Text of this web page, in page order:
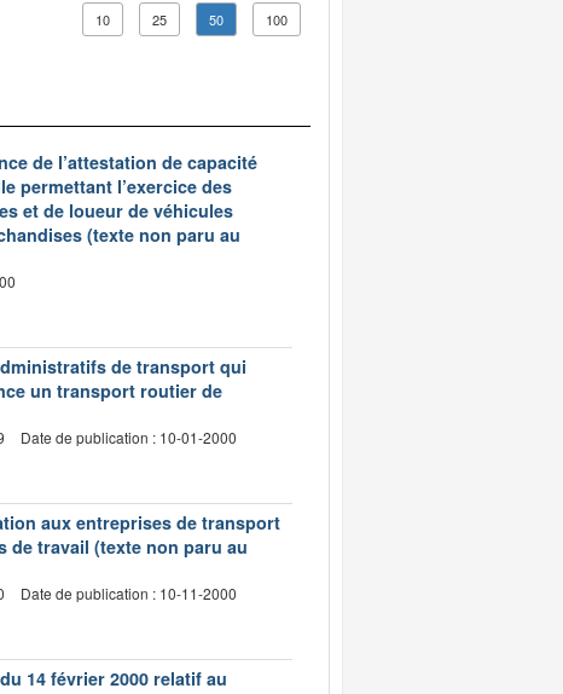
10 25 50 100
de l’attestation de capacité
permettant l’exercice des
et de loueur de véhicules
(texte non paru au
de transport qui
un transport routier de
Date de publication : 10-01-2000
aux entreprises de transport
de travail (texte non paru au
Date de publication : 10-11-2000
14 février 2000 relatif au